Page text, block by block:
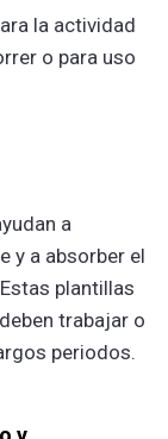
la actividad
o para uso
a
y a absorber el
plantillas
trabajar o
periodos.